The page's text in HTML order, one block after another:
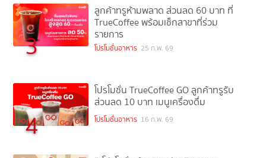
3
ลูกค้าทรูห้ามพลาด ส่วนลด 60 บาท ที่
TrueCoffee พร้อมเช็กสาขาที่ร่วม
รายการ
โปรโมชั่นอาหาร 25 ก.พ. 69
4
โปรโมชั่น TrueCoffee GO ลูกค้าทรูรับ
ส่วนลด 10 บาท เมนูเครื่องดื่ม
โปรโมชั่นอาหาร 16 ก.พ. 69